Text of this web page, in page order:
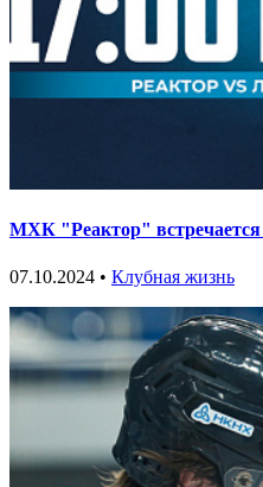
МХК "Реактор"
07.10.2024 • Клубная жизнь